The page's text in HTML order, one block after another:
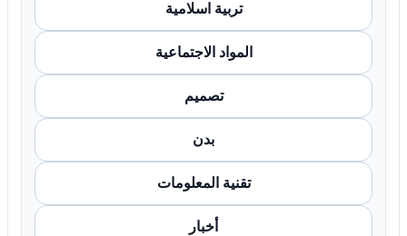
تربية اسلامية
المواد الاجتماعية
تصميم
بدن
تقنية المعلومات
أخبار